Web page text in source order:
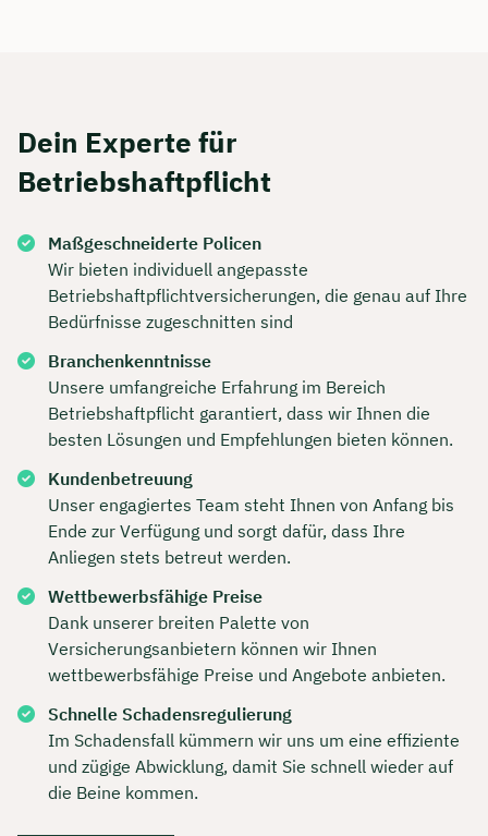
Dein Experte für
Betriebshaftpflicht
Maßgeschneiderte Policen
Wir bieten individuell angepasste
Betriebshaftpflichtversicherungen, die genau auf Ihre
Bedürfnisse zugeschnitten sind
Branchenkenntnisse
Unsere umfangreiche Erfahrung im Bereich
Betriebshaftpflicht garantiert, dass wir Ihnen die
besten Lösungen und Empfehlungen bieten können.
Kundenbetreuung
Unser engagiertes Team steht Ihnen von Anfang bis
Ende zur Verfügung und sorgt dafür, dass Ihre
Anliegen stets betreut werden.
Wettbewerbsfähige Preise
Dank unserer breiten Palette von
Versicherungsanbietern können wir Ihnen
wettbewerbsfähige Preise und Angebote anbieten.
Schnelle Schadensregulierung
Im Schadensfall kümmern wir uns um eine effiziente
und zügige Abwicklung, damit Sie schnell wieder auf
die Beine kommen.